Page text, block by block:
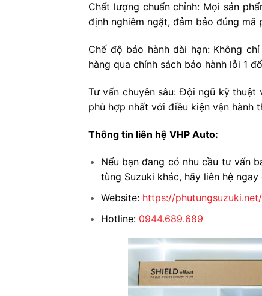
Chất lượng chuẩn chỉnh: Mọi sản
định nghiêm ngặt, đảm bảo đúng mã
Chế độ bảo hành dài hạn: Không
hàng qua chính sách bảo hành lỗi 1
Tư vấn chuyên sâu: Đội ngũ kỹ thuật
phù hợp nhất với điều kiện vận hành
Thông tin liên hệ VHP Auto:
Nếu bạn đang có nhu cầu tư vấn
tùng Suzuki khác, hãy liên hệ ngay
Website: https://phutungsuzuki.net/
Hotline: 0944.689.689